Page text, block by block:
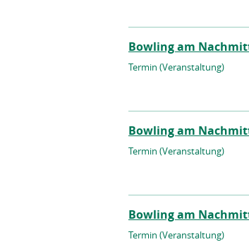
Bowling am
Termin (Veranstaltung)
Bowling am
Termin (Veranstaltung)
Bowling am
Termin (Veranstaltung)